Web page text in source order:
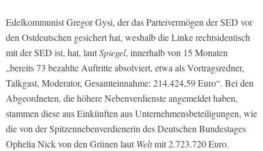
Edelkommunist Gregor Gysi, der das Parteivermögen der SED vor
den Ostdeutschen gesichert hat, weshalb die Linke rechtsidentisch
mit der SED ist, hat, lautSpiegel, innerhalb von 15 Monaten
„bereits 73 bezahlte Auftritte absolviert, etwa als Vortragsredner,
Talkgast, Moderator, Gesamteinnahme: 214.424,59 Euro“. Bei den
Abgeordneten, die höhere Nebenverdienste angemeldet haben,
stammen diese aus Einkünften aus Unternehmensbeteiligungen, wie
die von der Spitzennebenverdienerin des Deutschen Bundestages
Ophelia Nick von den Grünen laut Weltmit 2.723.720 Euro.